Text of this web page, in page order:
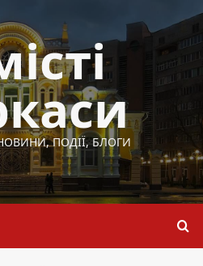
ПОДІЇ, БЛОГИ